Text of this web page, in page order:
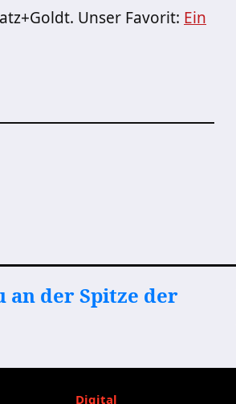
Unser Favorit: Ein
an der Spitze der
Digital